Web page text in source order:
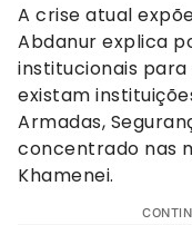
A crise atual
Abdanur explica
institucionais
existam
Armadas,
concentrado nas
Khamenei.